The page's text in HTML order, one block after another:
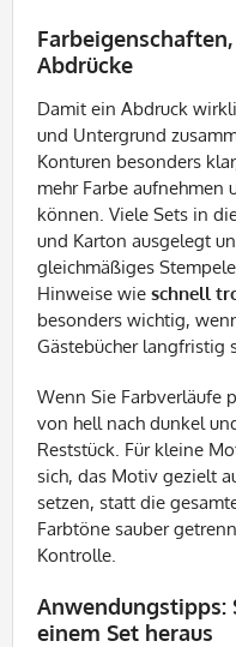
Abdrücke
Damit ein Abdruck
und Untergrund
Konturen besonders
mehr Farbe aufnehmen
können. Viele Sets in
und Karton ausgelegt
gleichmäßiges
Hinweise wie schnell
besonders wichtig,
Gästebücher langfristig
Wenn Sie Farbverläufe
von hell nach dunkel
Reststück. Für kleine
sich, das Motiv gezielt
setzen, statt die
Farbtöne sauber
Kontrolle.
Anwendungstipps:
einem Set heraus